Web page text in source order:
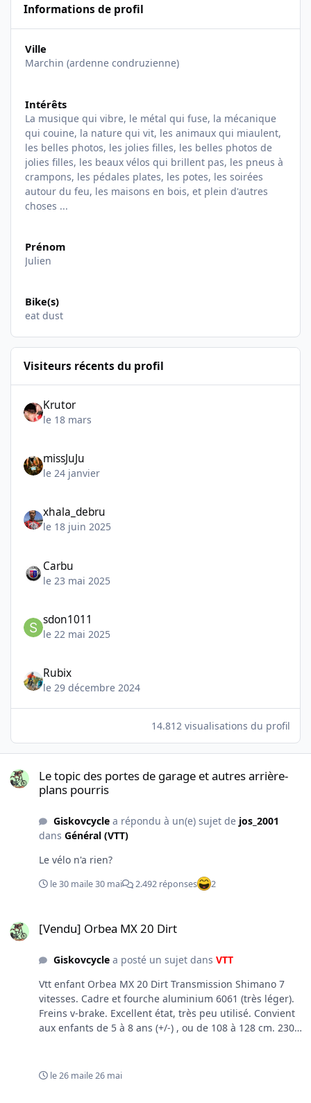
Informations de profil
Ville
Marchin (ardenne condruzienne)
Intérêts
La musique qui vibre, le métal qui fuse, la mécanique
qui couine, la nature qui vit, les animaux qui miaulent,
les belles photos, les jolies filles, les belles photos de
jolies filles, les beaux vélos qui brillent pas, les pneus à
crampons, les pédales plates, les potes, les soirées
autour du feu, les maisons en bois, et plein d'autres
choses ...
Prénom
Julien
Bike(s)
eat dust
Visiteurs récents du profil
Krutor
le 18 mars
missJuJu
le 24 janvier
xhala_debru
le 18 juin 2025
Carbu
le 23 mai 2025
sdon1011
le 22 mai 2025
Rubix
le 29 décembre 2024
14.812 visualisations du profil
Le topic des portes de garage et autres arrière-
plans pourris
Giskovcyclea répondu à un(e) sujet de jos_2001
dans Général (VTT)
Le vélo n'a rien?
le 30 maile 30 mai 2.492 réponses 2
[Vendu] Orbea MX 20 Dirt
Giskovcyclea posté un sujet dans VTT
Vtt enfant Orbea MX 20 Dirt Transmission Shimano 7
vitesses. Cadre et fourche aluminium 6061 (très léger).
Freins v-brake. Excellent état, très peu utilisé. Convient
aux enfants de 5 à 8 ans (+/-) , ou de 108 à 128 cm. 230€.
le 26 maile 26 mai